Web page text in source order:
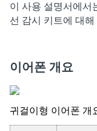
이 사용 설명서에서
선 감시 키트에 대
이어폰 개요
귀걸이형 이어폰 개